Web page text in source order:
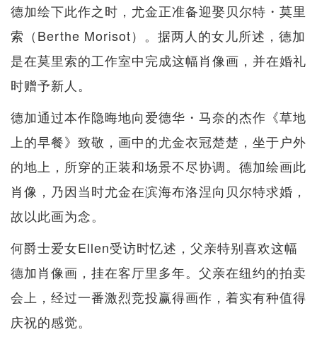
德加绘下此作之时，尤金正准备迎娶贝尔特・莫里
索（Berthe Morisot）。据两人的女儿所述，德加
是在莫里索的工作室中完成这幅肖像画，并在婚礼
时赠予新人。
德加通过本作隐晦地向爱德华・马奈的杰作《草地
上的早餐》致敬，画中的尤金衣冠楚楚，坐于户外
的地上，所穿的正装和场景不尽协调。德加绘画此
肖像，乃因当时尤金在滨海布洛涅向贝尔特求婚，
故以此画为念。
何爵士爱女Ellen受访时忆述，父亲特别喜欢这幅
德加肖像画，挂在客厅里多年。父亲在纽约的拍卖
会上，经过一番激烈竞投赢得画作，着实有种值得
庆祝的感觉。